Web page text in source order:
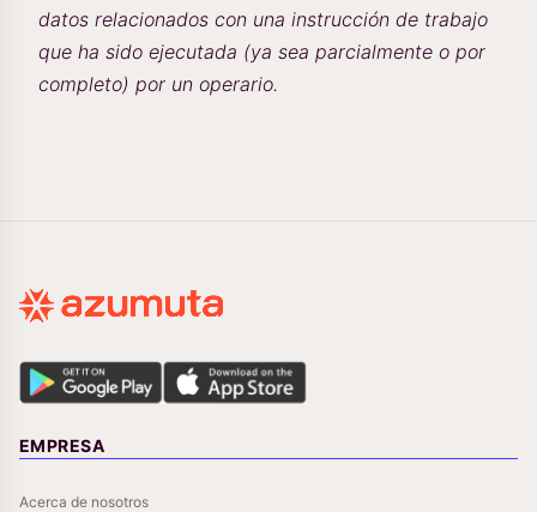
datos relacionados con una instrucción de trabajo
que ha sido ejecutada (ya sea parcialmente o por
completo) por un operario.
EMPRESA
Acerca de nosotros